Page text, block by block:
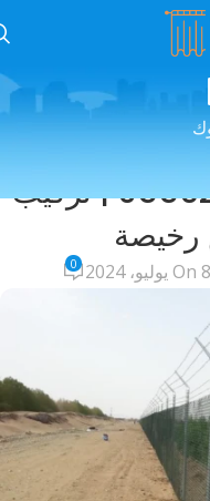
شبوك الرياض 0556226781 | تركيب
رخيصة
On 8 يوليو، 2024 0